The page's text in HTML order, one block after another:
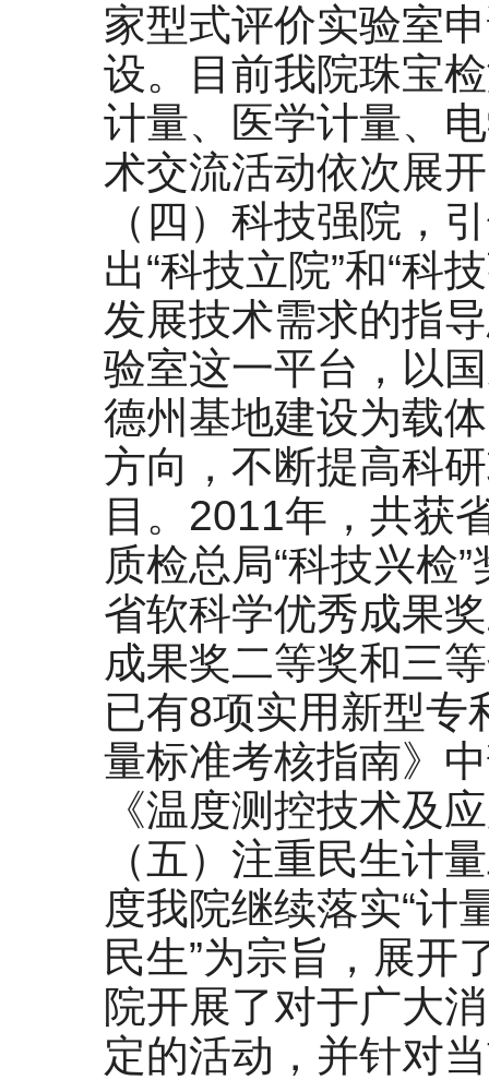
家型式评价实验室
设。目前我院珠宝
计量、医学计量、
术交流活动依次展
（四）科技强院，
出“科技立院”和“科
发展技术需求的指
验室这一平台，以
德州基地建设为载
方向，不断提高科
目。2011年，共获
质检总局“科技兴检
省软科学优秀成果
成果奖二等奖和三
已有8项实用新型专
量标准考核指南》
《温度测控技术及
（五）注重民生计
度我院继续落实“计
民生”为宗旨，展开
院开展了对于广大
定的活动，并针对